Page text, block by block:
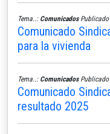
Tema..: Comunicados
Comunicado
para la vivienda
Tema..: Comunicados
Comunicado
resultado 2025